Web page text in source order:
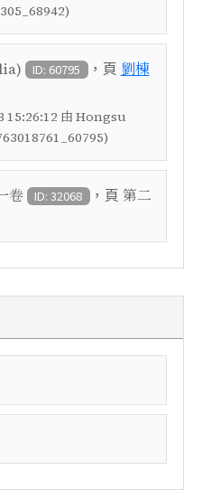
ID: 60795 ，頁 劉棟
15:26:12 由 Hongsu
卷 ID: 32068 ，頁 第二